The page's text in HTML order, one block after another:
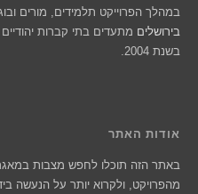
במהלך הפרוייקט תלמידים, מורים
בירושלים מתעדים בתי קברות
בשנת 2004.
אודות האתר
באתר הזה תוכלו לחפש מצבות
מהפרויקט, ולקרוא יותר על הנעשה